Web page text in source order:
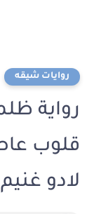
روايات شيقه
رواية
قلوب
لادو غنيم